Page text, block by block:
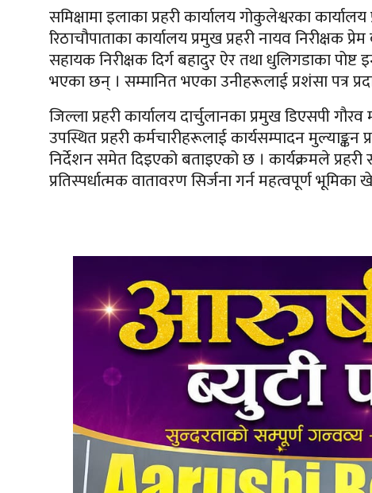
समिक्षामा इलाका प्रहरी कार्यालय गोकुलेश्वरका
रिठाचौपाताका कार्यालय प्रमुख प्रहरी नायव निरीक्षक
सहायक निरीक्षक दिर्ग बहादुर ऐर तथा धुलिगडाका पोष्ट
भएका छन् । सम्मानित भएका उनीहरूलाई प्रशंसा पत्र
जिल्ला प्रहरी कार्यालय दार्चुलानका प्रमुख डिएसपी
उपस्थित प्रहरी कर्मचारीहरूलाई कार्यसम्पादन
निर्देशन समेत दिइएको बताइएको छ । कार्यक्रमले प्रहरी
प्रतिस्पर्धात्मक वातावरण सिर्जना गर्न महत्वपूर्ण